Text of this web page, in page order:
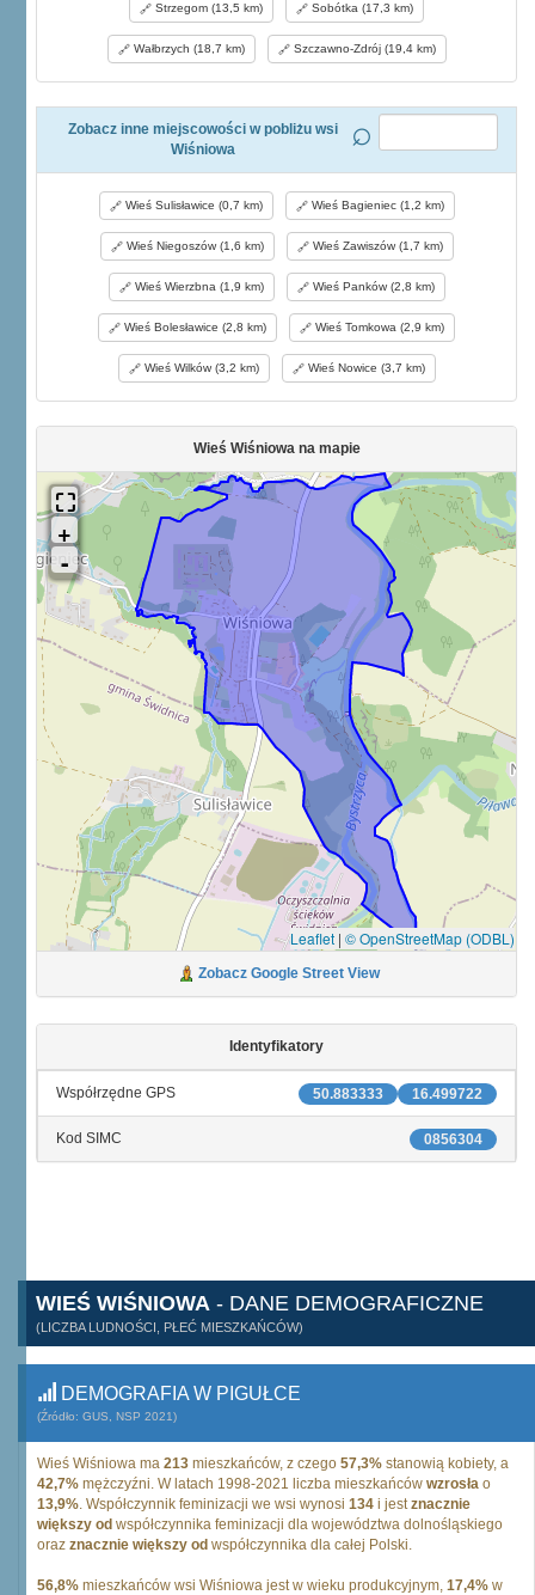
Strzegom (13,5 km) Sobótka (17,3 km)
Wałbrzych (18,7 km) Szczawno-Zdrój (19,4 km)
Zobacz inne miejscowości w pobliżu wsi
Wiśniowa
Wieś Sulisławice (0,7 km) Wieś Bagieniec (1,2 km)
Wieś Niegoszów (1,6 km) Wieś Zawiszów (1,7 km)
Wieś Wierzbna (1,9 km) Wieś Panków (2,8 km)
Wieś Bolesławice (2,8 km) Wieś Tomkowa (2,9 km)
Wieś Wilków (3,2 km) Wieś Nowice (3,7 km)
Wieś Wiśniowa na mapie
Leaflet | © OpenStreetMap (ODBL)
Zobacz Google Street View
Identyfikatory
16.499722
50.883333
Współrzędne GPS
0856304
Kod SIMC
WIEŚ WIŚNIOWA - DANE DEMOGRAFICZNE
(LICZBA LUDNOŚCI, PŁEĆ MIESZKAŃCÓW)
DEMOGRAFIA W PIGUŁCE
(Źródło: GUS, NSP 2021)
Wieś Wiśniowa ma 213 mieszkańców, z czego 57,3% stanowią kobiety, a
42,7% mężczyźni. W latach 1998-2021 liczba mieszkańców wzrosła o
13,9%. Współczynnik feminizacji we wsi wynosi 134 i jestznacznie
większy od współczynnika feminizacji dla województwa dolnośląskiego
oraz znacznie większy od współczynnika dla całej Polski.
56,8% mieszkańców wsi Wiśniowa jest w wieku produkcyjnym, 17,4% w